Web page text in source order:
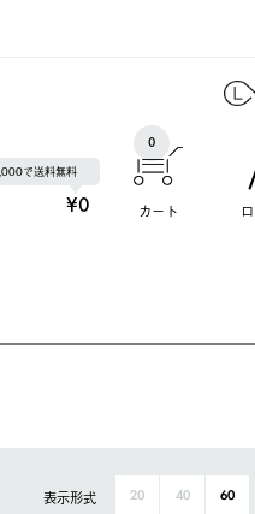
で送料無料
¥0 カート
0
表示形式 20 40 60